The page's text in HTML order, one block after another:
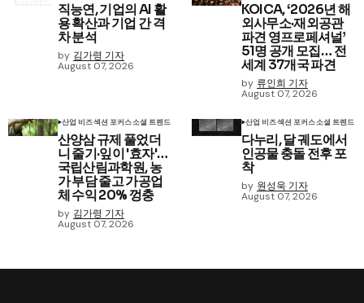
직능연, 기업의 AI 활
용 확산과 기업 간 격
차 분석
by 김가령 기자
August 07, 2026
KOICA, ‘2026년 해
외사무소·재외공관
파견 영프로페셔널’
51명 공개 모집… 전
세계 37개국 파견
by 류인희 기자
August 07, 2026
산업 비즈섹션 포커스소셜 트렌드
산양삼 규제 풀었더
니 줄기·잎이 '효자'…
국립산림과학원, 농
가 부담 줄고 가공업
체 수익 20% 껑충
by 김가령 기자
August 07, 2026
산업 비즈섹션 포커스소셜 트렌드
다누리, 달 궤도에서
인공물 충돌 전후 포
착
by 원성욱 기자
August 07, 2026